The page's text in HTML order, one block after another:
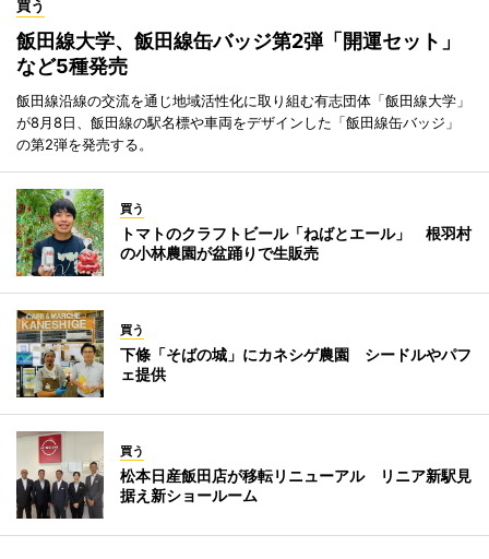
買う
飯田線大学、飯田線缶バッジ第2弾「開運セット」
など5種発売
飯田線沿線の交流を通じ地域活性化に取り組む有志団体「飯田線大学」
が8月8日、飯田線の駅名標や車両をデザインした「飯田線缶バッジ」
の第2弾を発売する。
買う
トマトのクラフトビール「ねばとエール」 根羽村
の小林農園が盆踊りで生販売
買う
下條「そばの城」にカネシゲ農園 シードルやパフ
ェ提供
買う
松本日産飯田店が移転リニューアル リニア新駅見
据え新ショールーム